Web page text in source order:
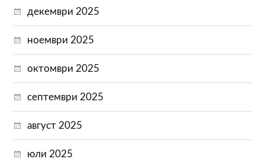
декември 2025
ноември 2025
октомври 2025
септември 2025
август 2025
юли 2025